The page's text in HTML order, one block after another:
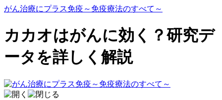
がん治療にプラス免疫～免疫療法のすべて～
カカオはがんに効く？研究デ
ータを詳しく解説